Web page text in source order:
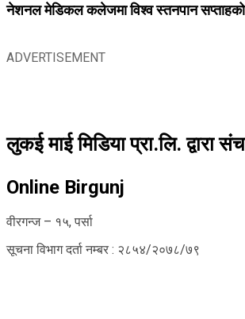
नेशनल मेडिकल कलेजमा विश्व स्तनपान सप्ताहको
ADVERTISEMENT
लुकई माई मिडिया प्रा.लि. द्वारा
Online Birgunj
वीरगन्ज – १५, पर्सा
सूचना विभाग दर्ता नम्बर : २८५४/२०७८/७९